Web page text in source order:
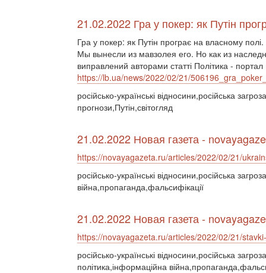
21.02.2022 Гра у покер: як Путін
Гра у покер: як Путін програє на власному
Мы вынесли из мавзолея его. Но как из
виправлений авторами статті Політика -
https://lb.ua/news/2022/02/21/
російсько-українські відносини,російська
прогнози,Путін,світогляд
21.02.2022 Новая газета -
https://novayagazeta.ru/articles/2022/02/21/
російсько-українські відносини,російська
війна,пропаганда,фальсифікації
21.02.2022 Новая газета -
https://novayagazeta.ru/articles/2022/02/21/
російсько-українські відносини,російська
політика,інформаційна